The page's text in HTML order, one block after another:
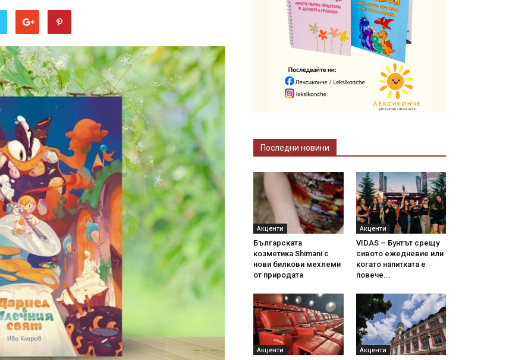
Последни новини
Акценти
Българската
козметика Shimani с
нови билкови мехлеми
от природата
Акценти
VIDAS – Бунтът срещу
сивото ежедневие или
когато напитката е
повече...
Акценти Акценти